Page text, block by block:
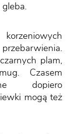
plam,
Czasem
dopiero
mogą też